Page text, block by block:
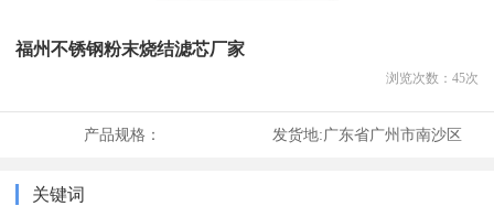
福州不锈钢粉末烧结滤芯厂家
浏览次数： 45次
产品规格： 发货地:广东省广州市南沙区
关键词